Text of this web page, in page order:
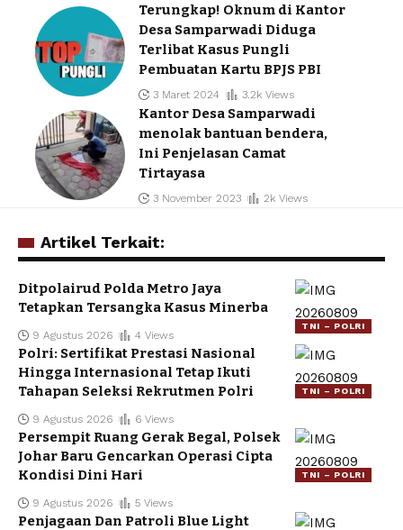
Terungkap! Oknum di Kantor
Desa Samparwadi Diduga
Terlibat Kasus Pungli
Pembuatan Kartu BPJS PBI
3 Maret 2024 3.2k Views
Kantor Desa Samparwadi
menolak bantuan bendera,
Ini Penjelasan Camat
Tirtayasa
3 November 2023 2k Views
Artikel Terkait:
TNI – POLRI
Ditpolairud Polda Metro Jaya
Tetapkan Tersangka Kasus Minerba
9 Agustus 2026 4 Views
TNI – POLRI
Polri: Sertifikat Prestasi Nasional
Hingga Internasional Tetap Ikuti
Tahapan Seleksi Rekrutmen Polri
9 Agustus 2026 6 Views
TNI – POLRI
Persempit Ruang Gerak Begal, Polsek
Johar Baru Gencarkan Operasi Cipta
Kondisi Dini Hari
9 Agustus 2026 5 Views
Penjagaan Dan Patroli Blue Light